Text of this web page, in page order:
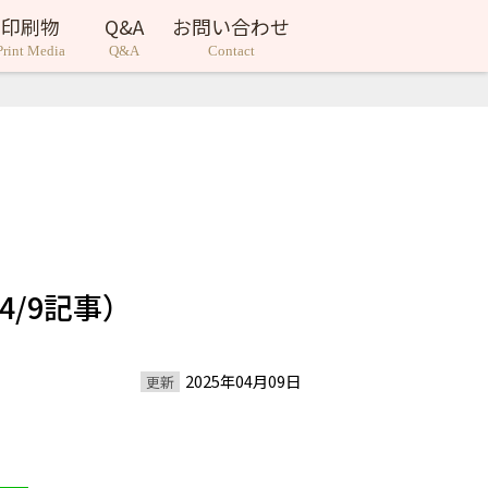
印刷物
Media
Q&A
Q&A
お問い合わせ
Contact
記事）
更新 2025年04月09日